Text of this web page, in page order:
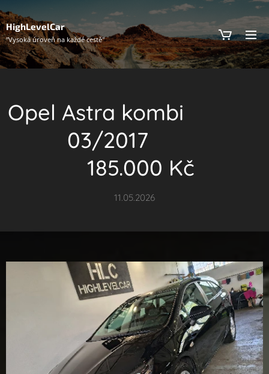
HighLevelCar
"Vysoká úroveň na každé cestě"
Opel Astra kombi
03/2017
185.000 Kč
11.05.2026